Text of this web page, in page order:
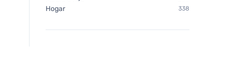
Hogar 338